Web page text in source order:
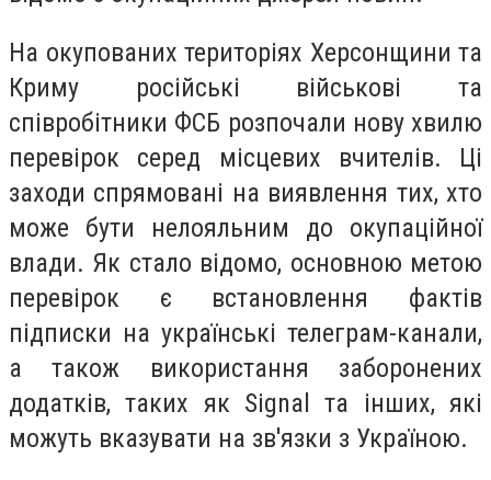
На окупованих територіях Херсонщини та
Криму російські військові та
співробітники ФСБ розпочали нову хвилю
перевірок серед місцевих вчителів. Ці
заходи спрямовані на виявлення тих, хто
може бути нелояльним до окупаційної
влади. Як стало відомо, основною метою
перевірок є встановлення фактів
підписки на українські телеграм-канали,
а також використання заборонених
додатків, таких як Signal та інших, які
можуть вказувати на зв'язки з Україною.